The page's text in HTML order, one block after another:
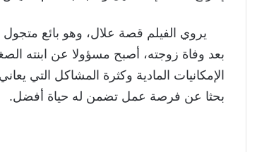
يروي الفيلم قصة علال، وهو بائع
بعد وفاة زوجته، أصبح مسؤولا عن ابنته
الإمكانيات المادية وكثرة المشاكل التي
بحثا عن فرصة عمل تضمن له حياة أفضل.